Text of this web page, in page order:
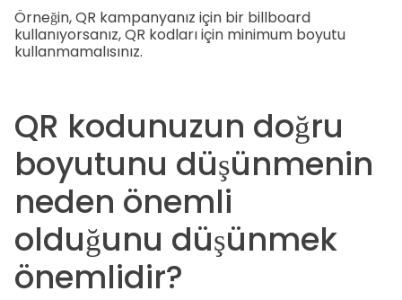
Örneğin, QR kampanyanız için bir billboard
kullanıyorsanız, QR kodları için minimum boyutu
kullanmamalısınız.
QR kodunuzun doğru
boyutunu düşünmenin
neden önemli
olduğunu düşünmek
önemlidir?